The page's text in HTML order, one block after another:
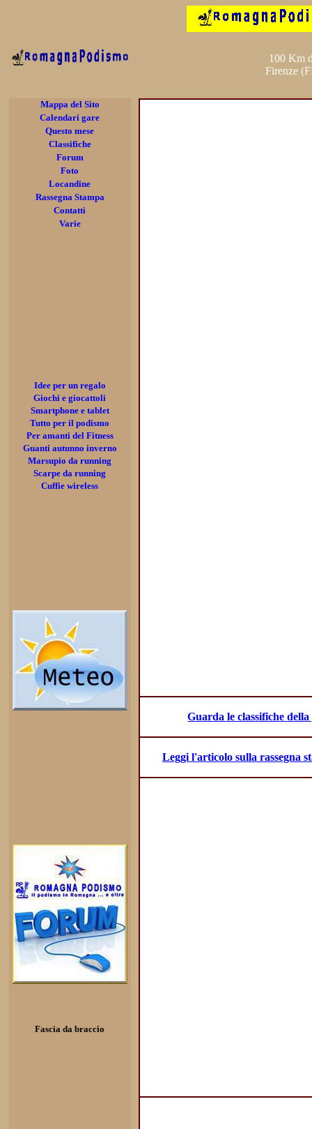
100 Km
Firenze
Mappa del Sito
Calendari gare
Questo mese
Classifiche
Forum
Foto
Locandine
Rassegna Stampa
Contatti
Varie
Guarda le classifiche
Leggi l'articolo sulla rassegna
Idee per un regalo
Giochi e giocattoli
Smartphone e tablet
Tutto per il podismo
Per amanti del Fitness
Guanti autunno inverno
Marsupio da running
Scarpe da running
Cuffie wireless
Fascia da braccio